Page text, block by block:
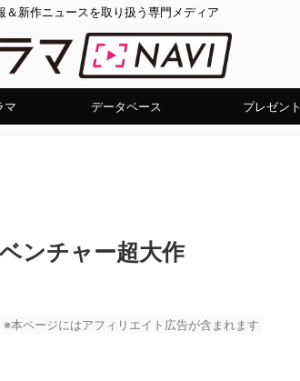
＆新作ニュースを取り扱う専門メディア
マ データベース プレゼント
ンチャー超大作
※本ページにはアフィリエイト広告が含まれます